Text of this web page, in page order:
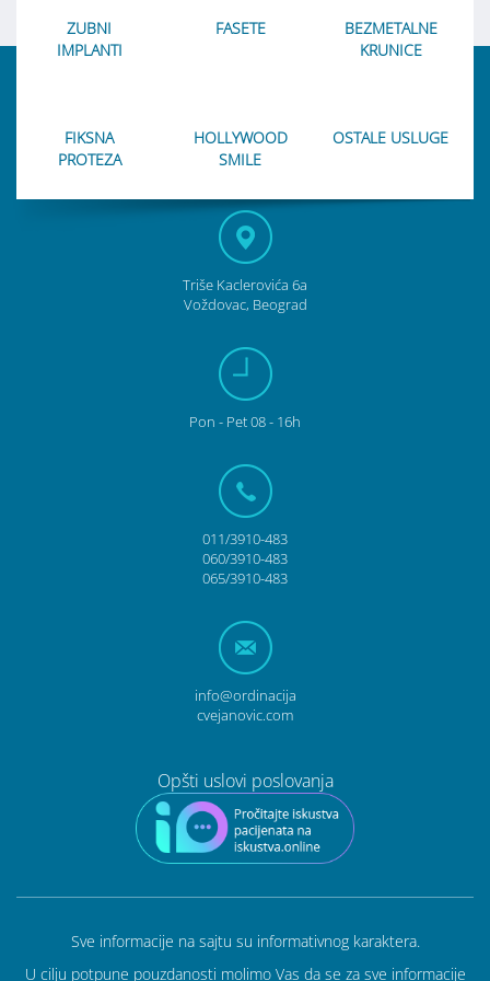
ZUBNI
IMPLANTI
FASETE
BEZMETALNE
KRUNICE
FIKSNA
PROTEZA
HOLLYWOOD
SMILE
OSTALE USLUGE
Triše Kaclerovića 6a
Voždovac, Beograd
Pon - Pet08 - 16h
011/3910-483
060/3910-483
065/3910-483
info@ordinacija
cvejanovic.com
Opšti uslovi poslovanja
Sve informacije na sajtu su informativnog karaktera.
U cilju potpune pouzdanosti molimo Vas da se za sve informacije